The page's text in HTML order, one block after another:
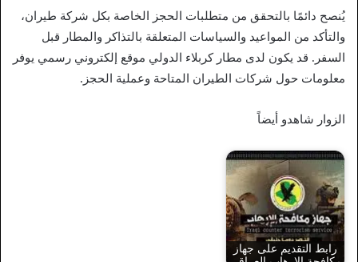
يُنصح دائمًا بالتحقق من متطلبات الحجز الخاصة بكل شركة طيران،
والتأكد من المواعيد والسياسات المتعلقة بالتذاكر والمطار قبل
السفر. قد يكون لدى مطار كربلاء الدولي موقع إلكتروني رسمي يوفر
معلومات حول شركات الطيران المتاحة وعملية الحجز.
الزوار شاهدو أيضاً
رابط التقديم على جهاز